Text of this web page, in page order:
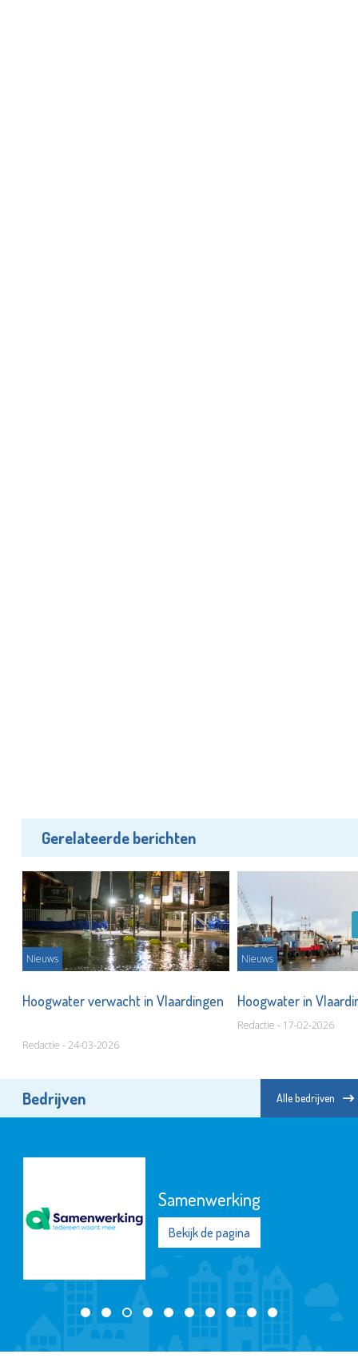
Gerelateerde berichten
Nieuws
Hoogwater verwacht in Vlaardingen
Redactie - 24-03-2026
Nieuws
Hoogwater in
Redactie - 17-02-2026
Bedrijven Alle bedrijven
Museum Vlaardingen
Bekijk de pagina